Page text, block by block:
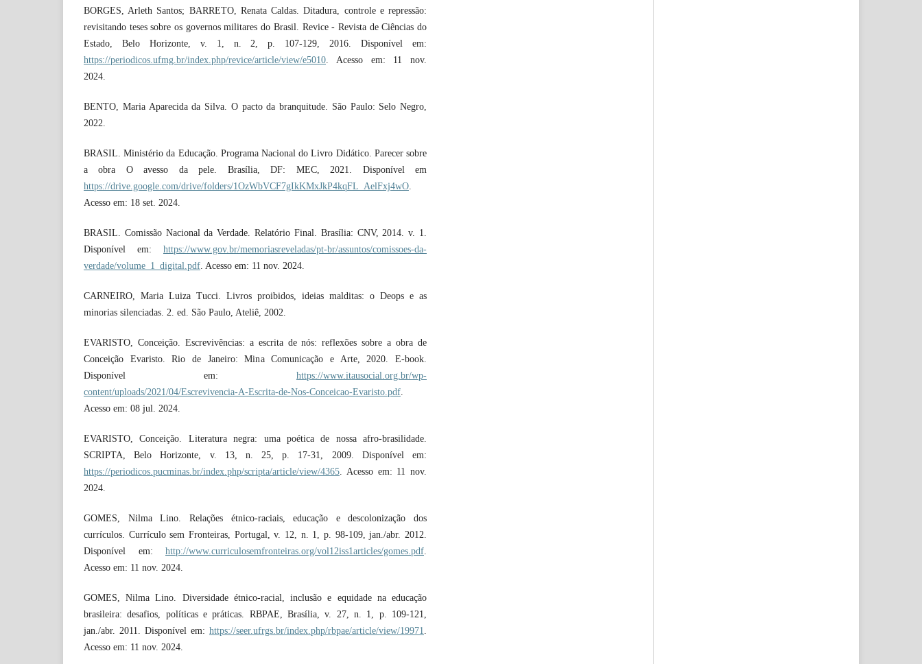
BORGES, Arleth Santos; BARRETO, Renata Caldas. Ditadura, controle e repressão:
revisitando teses sobre os governos militares do Brasil. Revice - Revista de Ciências do
Estado, Belo Horizonte, v. 1, n. 2, p. 107-129, 2016. Disponível em:
https://periodicos.ufmg.br/index.php/revice/article/view/e5010 . Acesso em: 11 nov.
2024.
BENTO, Maria Aparecida da Silva. O pacto da branquitude. São Paulo: Selo Negro,
2022.
BRASIL. Ministério da Educação. Programa Nacional do Livro Didático. Parecer sobre
a obra O avesso da pele. Brasília, DF: MEC, 2021. Disponível em
https://drive.google.com/drive/folders/1OzWbVCF7gIkKMxJkP4kqFL_AelFxj4wO
Acesso em: 18 set. 2024.
BRASIL. Comissão Nacional da Verdade. Relatório Final. Brasília: CNV, 2014. v. 1.
Disponível em: https://www.gov.br/memoriasreveladas/pt-br/assuntos/comissoes-da-
verdade/volume_1_digital.pdf . Acesso em: 11 nov. 2024.
CARNEIRO, Maria Luiza Tucci. Livros proibidos, ideias malditas: o Deops e as
minorias silenciadas. 2. ed. São Paulo, Ateliê, 2002.
EVARISTO, Conceição. Escrevivências: a escrita de nós: reflexões sobre a obra de
Conceição Evaristo. Rio de Janeiro: Mina Comunicação e Arte, 2020. E-book.
Disponível em: https://www.itausocial.org.br/wp-
content/uploads/2021/04/Escrevivencia-A-Escrita-de-Nos-Conceicao-Evaristo.pdf
Acesso em: 08 jul. 2024.
EVARISTO, Conceição. Literatura negra: uma poética de nossa afro-brasilidade.
SCRIPTA, Belo Horizonte, v. 13, n. 25, p. 17-31, 2009. Disponível em:
https://periodicos.pucminas.br/index.php/scripta/article/view/4365 . Acesso em: 11 nov.
2024.
GOMES, Nilma Lino. Relações étnico-raciais, educação e descolonização dos
currículos. Currículo sem Fronteiras, Portugal, v. 12, n. 1, p. 98-109, jan./abr. 2012.
Disponível em: http://www.curriculosemfronteiras.org/vol12iss1articles/gomes.pdf
Acesso em: 11 nov. 2024.
GOMES, Nilma Lino. Diversidade étnico-racial, inclusão e equidade na educação
brasileira: desafios, políticas e práticas. RBPAE, Brasília, v. 27, n. 1, p. 109-121,
jan./abr. 2011. Disponível em: https://seer.ufrgs.br/index.php/rbpae/article/view/19971
Acesso em: 11 nov. 2024.